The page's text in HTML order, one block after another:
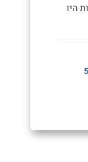
היו